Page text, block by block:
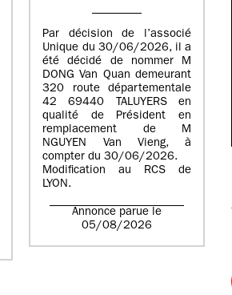
Par décision de l’associé
Unique du 30/06/2026, il a
été décidé de nommer M
DONG Van Quan demeurant
320 route départementale
42 69440 TALUYERS en
qualité de Président en
remplacement de M
NGUYEN Van Vieng, à
compter du 30/06/2026.
Modification au RCS de
LYON.
Annonce parue le
05/08/2026